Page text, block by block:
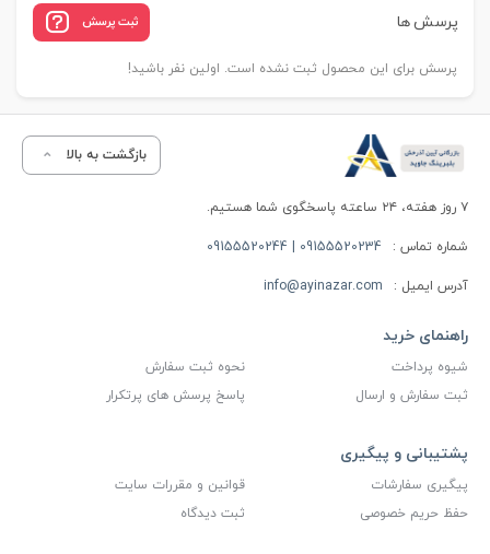
پرسش ها ثبت پرسش
پرسش برای این محصول ثبت نشده است. اولین نفر باشید!
بازگشت به بالا
۷ روز هفته، ۲۴ ساعته پاسخگوی شما هستیم.
شماره تماس : 09155520234 | 09155520244
آدرس ایمیل : info@ayinazar.com
راهنمای خرید
شیوه پرداخت
نحوه ثبت سفارش
ثبت سفارش و ارسال
پاسخ پرسش های پرتکرار
پشتیبانی و پیگیری
پیگیری سفارشات
قوانین و مقررات سایت
حفظ حریم خصوصی
ثبت دیدگاه